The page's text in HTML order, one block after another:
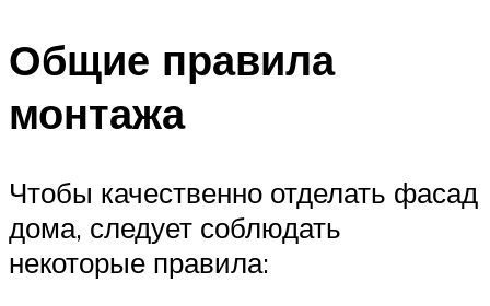
Общие правила
монтажа
Чтобы качественно отделать фасад
дома, следует соблюдать
некоторые правила: